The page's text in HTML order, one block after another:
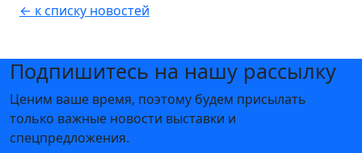
← к списку новостей
Подпишитесь на нашу рассылку
Ценим ваше время, поэтому будем присылать
только важные новости выставки и
спецпредложения.